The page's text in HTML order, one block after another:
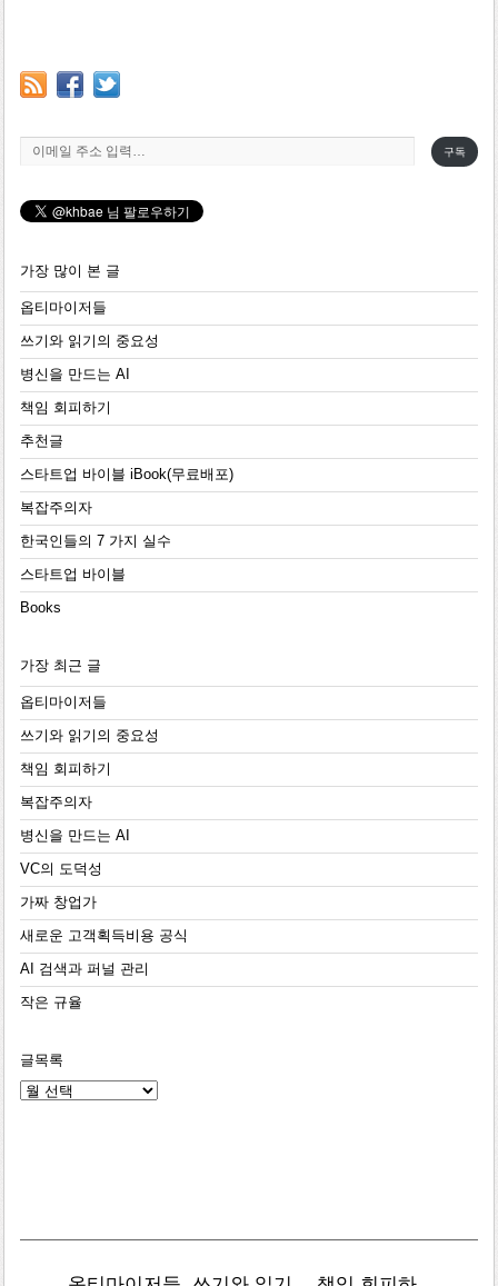
이메일 주소 입력…
구독
가장 많이 본 글
옵티마이저들
쓰기와 읽기의 중요성
병신을 만드는 AI
책임 회피하기
추천글
스타트업 바이블 iBook(무료배포)
복잡주의자
한국인들의 7 가지 실수
스타트업 바이블
Books
가장 최근 글
옵티마이저들
쓰기와 읽기의 중요성
책임 회피하기
복잡주의자
병신을 만드는 AI
VC의 도덕성
가짜 창업가
새로운 고객획득비용 공식
AI 검색과 퍼널 관리
작은 규율
글목록
글